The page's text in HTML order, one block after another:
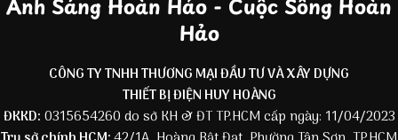
Ánh Sáng Hoàn Hảo - Cuộc Sống Hoàn
Hảo
CÔNG TY TNHH THƯƠNG MẠI ĐẦU TƯ VÀ XÂY DỰNG
THIẾT BỊ ĐIỆN HUY HOÀNG
ĐKKD: 0315654260 do sở KH & ĐT TP.HCM cấp ngày: 11/04/2023